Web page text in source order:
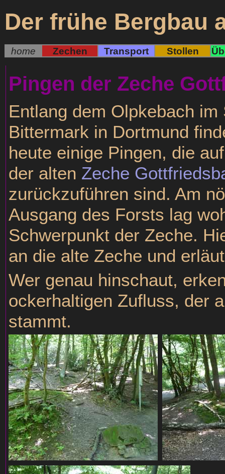
Der frühe Bergbau
home Zechen Transport Stollen
Pingen der Zeche
Entlang dem Olpkebach im
Bittermark in Dortmund
heute einige Pingen, die
der alten Zeche
zurückzuführen sind. Am
Ausgang des Forsts lag
Schwerpunkt der Zeche.
an die alte Zeche und
Wer genau hinschaut,
ockerhaltigen Zufluss, der
stammt.